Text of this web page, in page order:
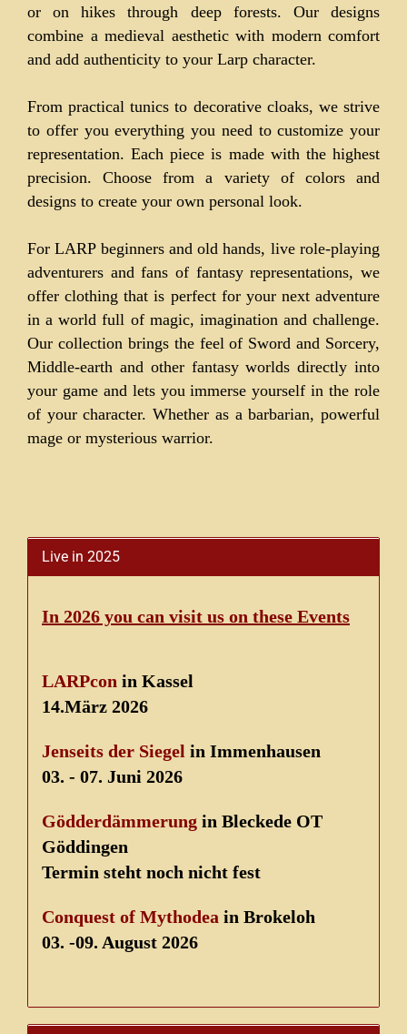
or on hikes through deep forests. Our designs
combine a medieval aesthetic with modern comfort
and add authenticity to your Larp character.
From practical tunics to decorative cloaks, we strive
to offer you everything you need to customize your
representation. Each piece is made with the highest
precision. Choose from a variety of colors and
designs to create your own personal look.
For LARP beginners and old hands, live role-playing
adventurers and fans of fantasy representations, we
offer clothing that is perfect for your next adventure
in a world full of magic, imagination and challenge.
Our collection brings the feel of Sword and Sorcery,
Middle-earth and other fantasy worlds directly into
your game and lets you immerse yourself in the role
of your character. Whether as a barbarian, powerful
mage or mysterious warrior.
Live in 2025
In 2026 you can visit us on these Events
LARPcon in Kassel
14.März 2026
Jenseits der Siegel in Immenhausen
03. - 07. Juni 2026
Gödderdämmerung in Bleckede OT
Göddingen
Termin steht noch nicht fest
Conquest of Mythodea in Brokeloh
03. -09. August 2026